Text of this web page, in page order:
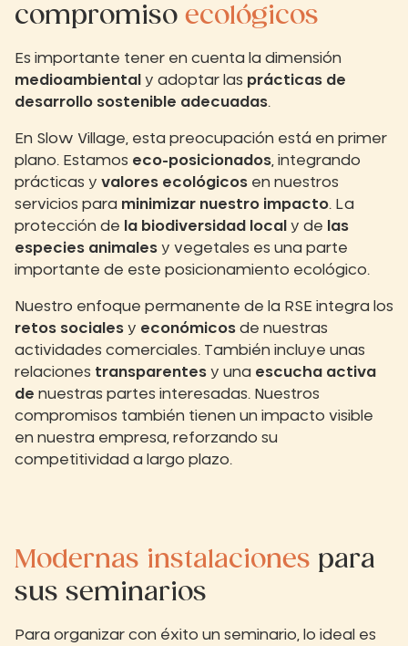
compromiso ecológicos
Es importante tener en cuenta la dimensión
medioambiental y adoptar las prácticas de
desarrollo sostenible adecuadas.
En Slow Village, esta preocupación está en primer
plano. Estamos eco-posicionados, integrando
prácticas y valores ecológicos en nuestros
servicios para minimizar nuestro impacto. La
protección de
la biodiversidad local y de
las
especies animales y vegetales es una parte
importante de este posicionamiento ecológico.
Nuestro enfoque permanente de la RSE integra los
retos sociales y económicos de nuestras
actividades comerciales. También incluye unas
relaciones transparentes y una escucha activa
de nuestras partes interesadas. Nuestros
compromisos también tienen un impacto visible
en nuestra empresa, reforzando su
competitividad a largo plazo.
Modernas instalaciones para
sus seminarios
Para organizar con éxito un seminario, lo ideal es